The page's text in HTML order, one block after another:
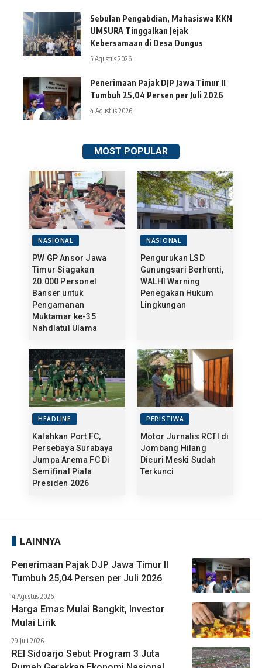
Sebulan Pengabdian, Mahasiswa KKN
UMSURA Tinggalkan Jejak
Kebersamaan di Desa Dungus
5 Agustus 2026
Penerimaan Pajak DJP Jawa Timur II
Tumbuh 25,04 Persen per Juli 2026
4 Agustus 2026
MOST POPULAR
NASIONAL
PW GP Ansor Jawa
Timur Siagakan
20.000 Personel
Banser untuk
Pengamanan
Muktamar ke-35
Nahdlatul Ulama
NASIONAL
Pengurukan LSD
Gunungsari Berhenti,
WALHI Warning
Penegakan Hukum
Lingkungan
HEADLINE
Kalahkan Port FC,
Persebaya Surabaya
Jumpa Arema FC Di
Semifinal Piala
Presiden 2026
PERISTIWA
Motor Jurnalis RCTI di
Jombang Hilang
Dicuri Meski Sudah
Terkunci
LAINNYA
Penerimaan Pajak DJP Jawa Timur II
Tumbuh 25,04 Persen per Juli 2026
4 Agustus 2026
Harga Emas Mulai Bangkit, Investor
Mulai Lirik
29 Juli 2026
REI Sidoarjo Sebut Program 3 Juta